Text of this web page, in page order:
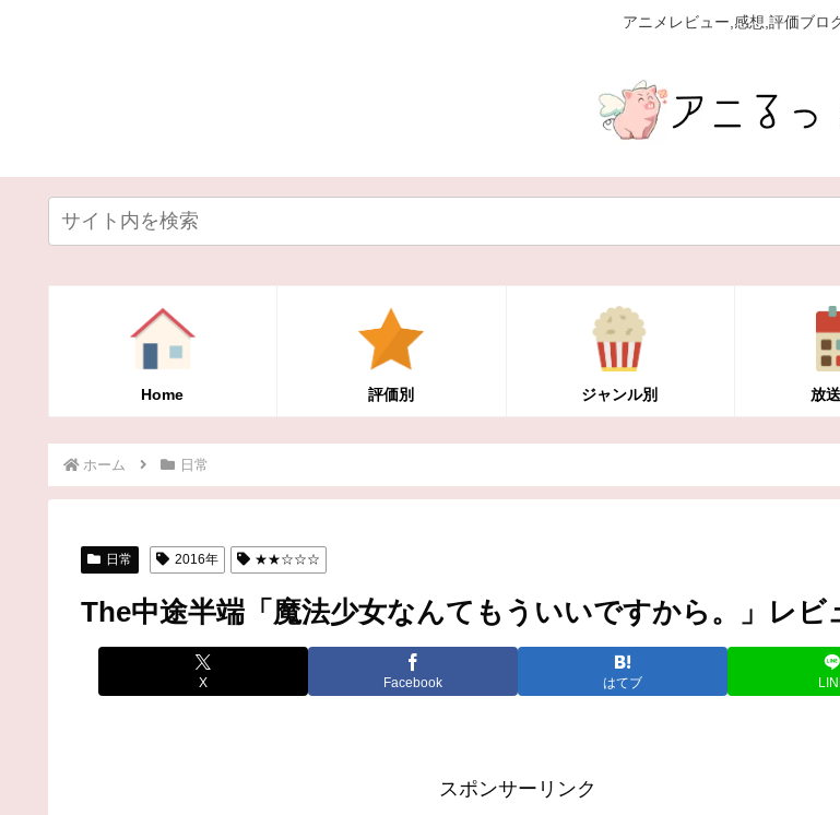
アニメレビュー,感想,評価ブロ
Home 評価別 ジャンル別 放
ホーム 日常
日常 2016年 ★★☆☆☆
The中途半端「魔法少女なんてもういいですから。」レビ
X Facebook はてブ
スポンサーリンク